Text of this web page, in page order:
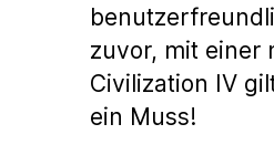
zuvor, mit einer
Civilization IV
ein Muss!